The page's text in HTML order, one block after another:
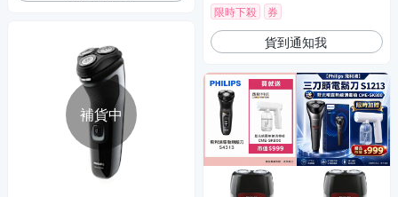
補貨中
限時下殺 券
貨到通知我